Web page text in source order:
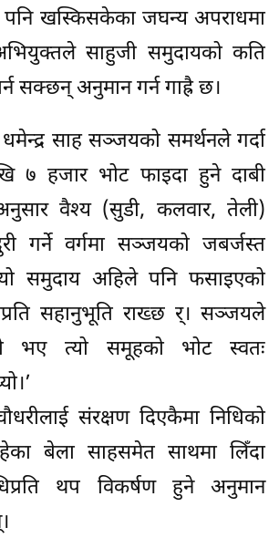
खस्किसकेका जघन्य अपराधमा
साहुजी समुदायको कति
सक्छन् अनुमान गर्न गाह्रै छ।
साह सञ्जयको समर्थनले गर्दा
७ हजार भोट फाइदा हुने दाबी
वैश्य (सुडी, कलवार, तेली)
गर्ने वर्गमा सञ्जयको जबर्जस्त
समुदाय अहिले पनि फसाइएको
सहानुभूति राख्छ र्। सञ्जयले
भए त्यो समूहको भोट स्वतः
संरक्षण दिएकैमा निधिको
बेला साहसमेत साथमा लिँदा
थप विकर्षण हुने अनुमान